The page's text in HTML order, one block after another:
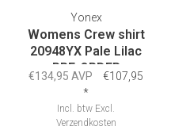
Yonex
Womens Crew shirt
20948YX Pale Lilac
PRE-ORDER
€134,95 AVP
€107,95
*
Incl. btw Excl.
Verzendkosten